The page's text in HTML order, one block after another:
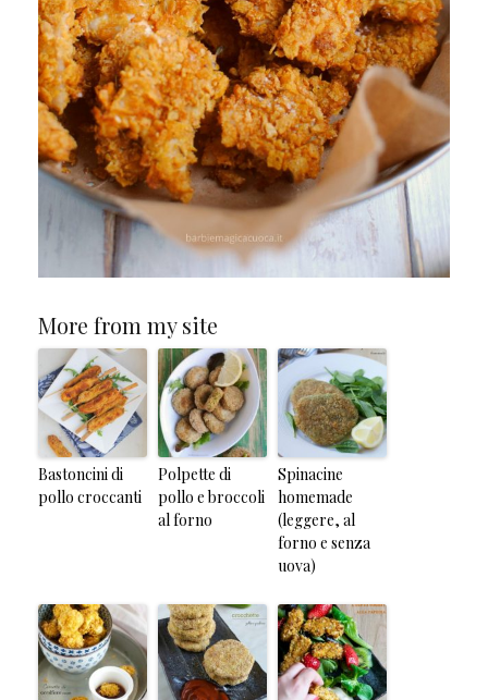
More from my site
Bastoncini di
pollo croccanti
Polpette di
pollo e broccoli
al forno
Spinacine
homemade
(leggere, al
forno e senza
uova)